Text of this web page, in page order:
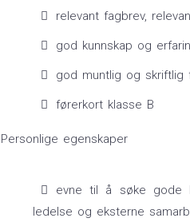
relevant fagbrev,
god kunnskap og
god muntlig og skriftlig
førerkort klasse B
Personlige egenskaper
evne til å søke gode
ledelse og eksterne